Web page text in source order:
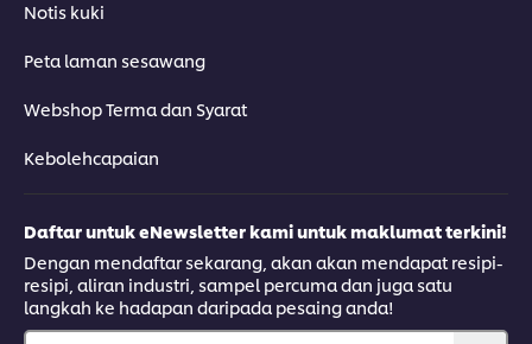
Notis kuki
Peta laman sesawang
Webshop Terma dan Syarat
Kebolehcapaian
Daftar untuk eNewsletter kami untuk maklumat terkini!
Dengan mendaftar sekarang, akan akan mendapat resipi-
resipi, aliran industri, sampel percuma dan juga satu
langkah ke hadapan daripada pesaing anda!